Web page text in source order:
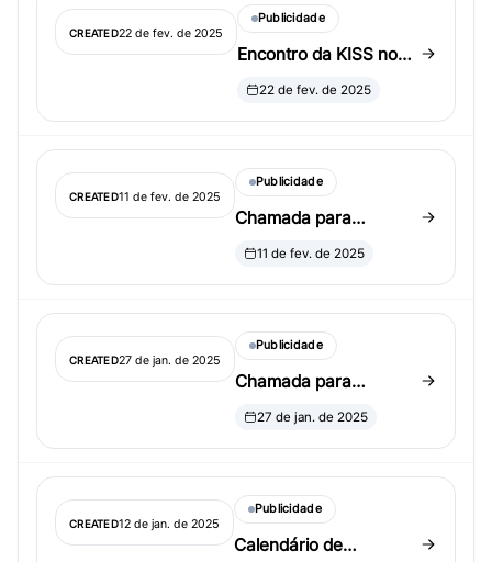
Statistical Association
(IISA) 2025
CREATED22 de fev. de 2025
Publicidade
Encontro da KISS no
ENAR22 de fev. de 2025
CREATED11 de fev. de 2025
Publicidade
Chamada para
submissão de resumos
11 de fev. de 2025
CREATED27 de jan. de 2025
Publicidade
Chamada para
proposta de sessão
27 de jan. de 2025
CREATED12 de jan. de 2025
Publicidade
Calendário de